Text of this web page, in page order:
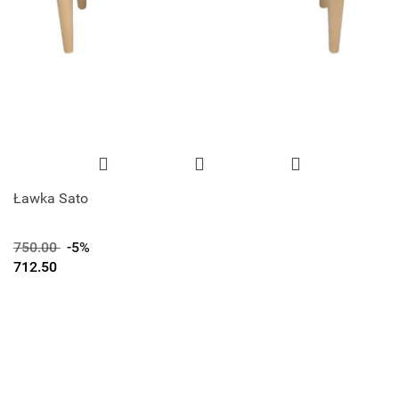
Ławka Sato
750.00 -5%
712.50